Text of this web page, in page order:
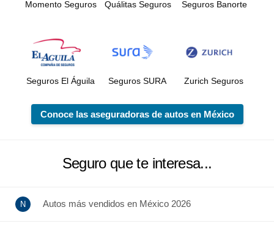
Momento Seguros Quálitas Seguros Seguros Banorte
Seguros El Águila Seguros SURA Zurich Seguros
Conoce las aseguradoras de autos en México
Seguro que te interesa...
Autos más vendidos en México 2026